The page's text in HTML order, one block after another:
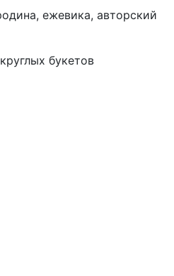
ежевика, авторский
букетов